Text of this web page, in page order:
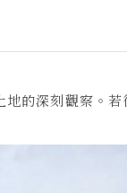
的深刻觀察。